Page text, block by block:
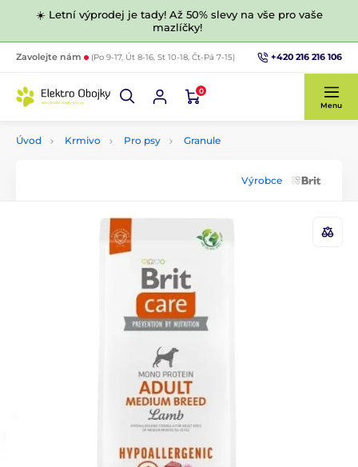
☀️ Letní výprodej je tady! Až 50% slevy na vše pro vaše
mazlíčky!
Zavolejte nám (Po 9-17, Út 8-16, St 10-18, Čt-Pá 7-15) +420 216 216 106
0
Menu
Úvod Krmivo Pro psy Granule
Výrobce